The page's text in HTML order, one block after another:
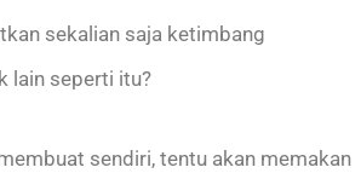
sekalian saja ketimbang
lain seperti itu?
sendiri, tentu akan memakan